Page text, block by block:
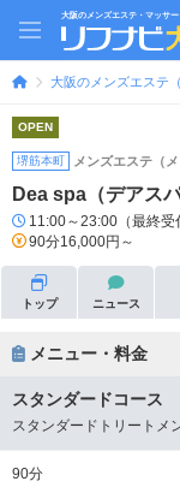
大阪のメンズエステ・マッサー
大阪のメンズエステ
OPEN
堺筋本町 メンズエステ（メ
Dea spa（デアスパ
11:00～23:00（最終受
90分16,000円～
トップ ニュース
メニュー・料金
スタンダードコース
スタンダードトリートメ
90分